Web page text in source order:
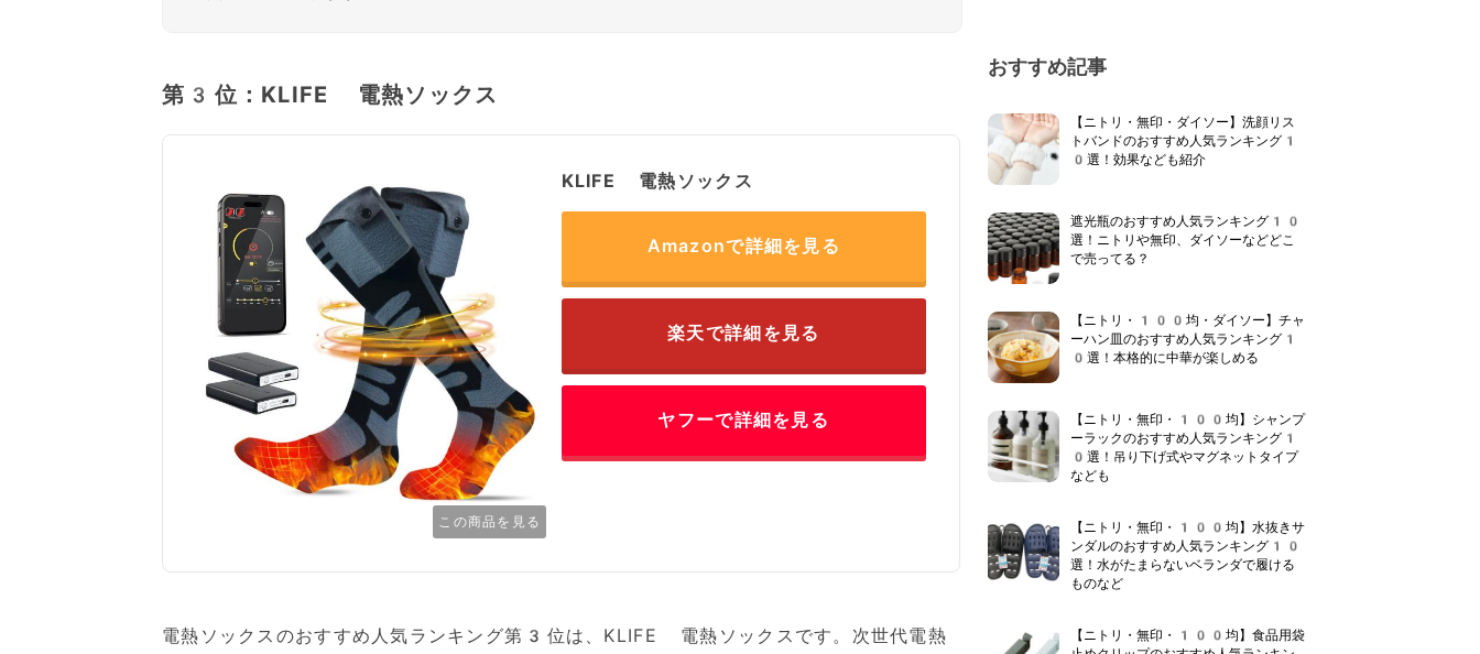
第3位：KLIFE 電熱ソックス
この商品を見る
KLIFE 電熱ソックス
Amazonで詳細を見る
楽天で詳細を見る
ヤフーで詳細を見る
電熱ソックスのおすすめ人気ランキング第3位は、KLIFE 電熱ソックスです。次世代電熱
おすすめ記事
【ニトリ・無印・ダイソー】洗顔リス
トバンドのおすすめ人気ランキング1
0選！効果なども紹介
遮光瓶のおすすめ人気ランキング10
選！ニトリや無印、ダイソーなどどこ
で売ってる？
【ニトリ・100均・ダイソー】チャ
ーハン皿のおすすめ人気ランキング1
0選！本格的に中華が楽しめる
【ニトリ・無印・100均】シャンプ
ーラックのおすすめ人気ランキング1
0選！吊り下げ式やマグネットタイプ
なども
【ニトリ・無印・100均】水抜きサ
ンダルのおすすめ人気ランキング10
選！水がたまらないベランダで履ける
ものなど
【ニトリ・無印・100均】食品用袋